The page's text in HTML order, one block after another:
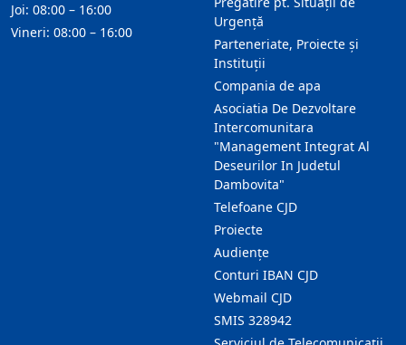
Urgență
Parteneriate, Proiecte și
Instituții
Compania de apa
Asociatia De Dezvoltare
Intercomunitara
"Management Integrat Al
Deseurilor In Judetul
Dambovita"
Telefoane CJD
Proiecte
Audienţe
Conturi IBAN CJD
Webmail CJD
SMIS 328942
Joi: 08:00 – 16:00
Vineri: 08:00 – 16:00